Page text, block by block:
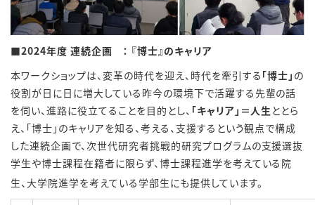
■2024年度 連続企画 ： 『博士』のキャリア
本ワークショップは、変革の時代を迎え、時代を牽引する 「博士」 の
役割が日に日に増大している昨今の環境下で活躍する先輩の話
を伺い、進路に役立てることを目的とし、 「キャリア」＝人生 ととら
え、「博士」のキャリアを知る、考える、支援するという観点で構成
した連続企画で、次世代研究者挑戦的研究プログラムの支援選抜
学生や博士課程在籍者に限らず、博士課程進学を考えている院
生、大学院進学を考えている学部生にも提供しています。